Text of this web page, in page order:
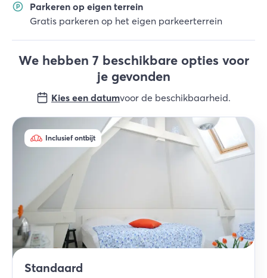
Parkeren op eigen terrein
Gratis parkeren op het eigen parkeerterrein
We hebben 7 beschikbare opties voor
je gevonden
Kies een datumvoor de beschikbaarheid.
Inclusief ontbijt
Standaard